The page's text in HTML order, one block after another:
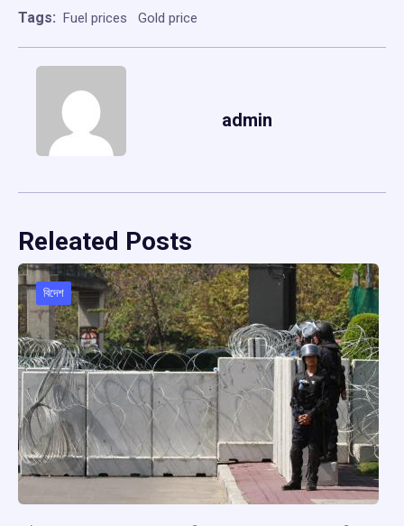
Tags: Fuel prices Gold price
admin
Releated Posts
বিদেশ